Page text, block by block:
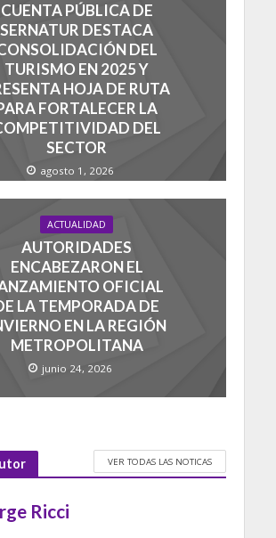
CUENTA PÚBLICA DE
SERNATUR DESTACA
DEL
TURISMO EN 2025 Y
HOJA DE RUTA
FORTALECER LA
DEL
SECTOR
agosto 1, 2026
ACTUALIDAD
AUTORIDADES
ENCABEZARON EL
OFICIAL
LA TEMPORADA DE
EN LA REGIÓN
METROPOLITANA
junio 24, 2026
VER TODAS LAS NOTICAS
Ricci